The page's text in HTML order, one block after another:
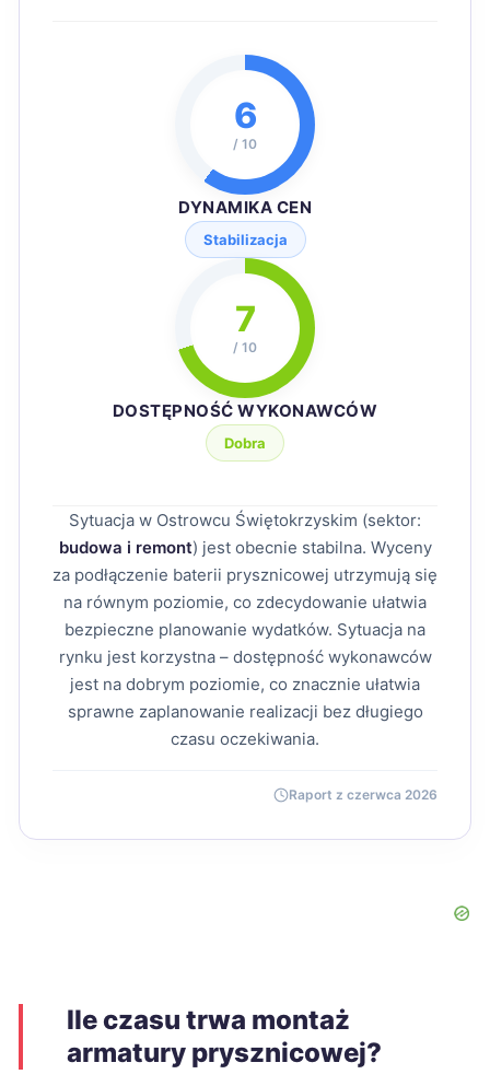
6
/ 10
DYNAMIKA CEN
Stabilizacja
7
/ 10
DOSTĘPNOŚĆ WYKONAWCÓW
Dobra
Sytuacja w Ostrowcu Świętokrzyskim (sektor:
budowa i remont) jest obecnie stabilna. Wyceny
za podłączenie baterii prysznicowej utrzymują się
na równym poziomie, co zdecydowanie ułatwia
bezpieczne planowanie wydatków. Sytuacja na
rynku jest korzystna – dostępność wykonawców
jest na dobrym poziomie, co znacznie ułatwia
sprawne zaplanowanie realizacji bez długiego
czasu oczekiwania.
Raport z czerwca 2026
Ile czasu trwa montaż
armatury prysznicowej?